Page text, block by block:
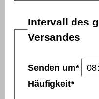
Intervall des
Versandes
Senden um*
Häufigkeit*